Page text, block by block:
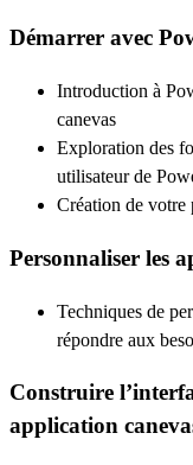
Démarrer avec
Introduction à
canevas
Exploration des
utilisateur de
Création de votre
Personnaliser les
Techniques de
répondre aux
Construire
application